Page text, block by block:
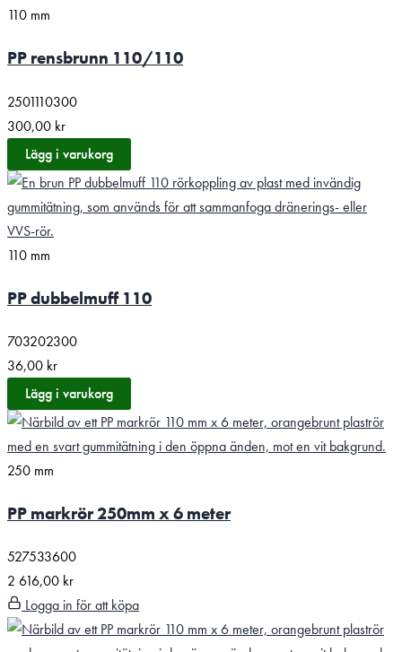
110 mm
PP rensbrunn 110/110
2501110300
300,00 kr
Lägg i varukorg
110 mm
PP dubbelmuff 110
703202300
36,00 kr
Lägg i varukorg
250 mm
PP markrör 250mm x 6 meter
527533600
2 616,00 kr
Logga in för att köpa